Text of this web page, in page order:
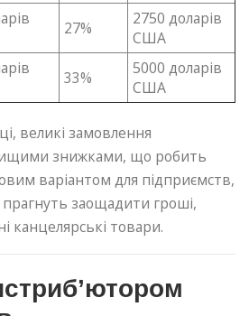
27%
2750 доларів
США
33%
5000 доларів
США
великі замовлення
знижками, що робить
варіантом для підприємств,
прагнуть заощадити гроші,
канцелярські товари.